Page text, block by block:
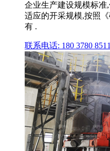
企业生产建设规模标准
适应的开采规模,按照
有 .
联系电话: 180 3780 8511